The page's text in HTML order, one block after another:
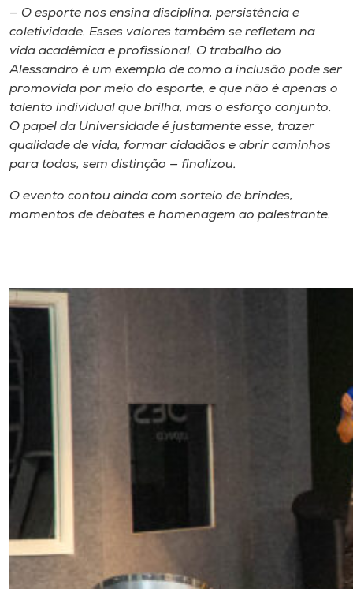
— O esporte nos ensina disciplina, persistência e
coletividade. Esses valores também se refletem na
vida acadêmica e profissional. O trabalho do
Alessandro é um exemplo de como a inclusão pode ser
promovida por meio do esporte, e que não é apenas o
talento individual que brilha, mas o esforço conjunto.
O papel da Universidade é justamente esse, trazer
qualidade de vida, formar cidadãos e abrir caminhos
para todos, sem distinção — finalizou.
O evento contou ainda com sorteio de brindes,
momentos de debates e homenagem ao palestrante.